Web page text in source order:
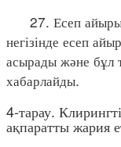
27. Есеп
негізінде есеп
асырады және бұл
хабарлайды.
4-тарау.
ақпаратты жария